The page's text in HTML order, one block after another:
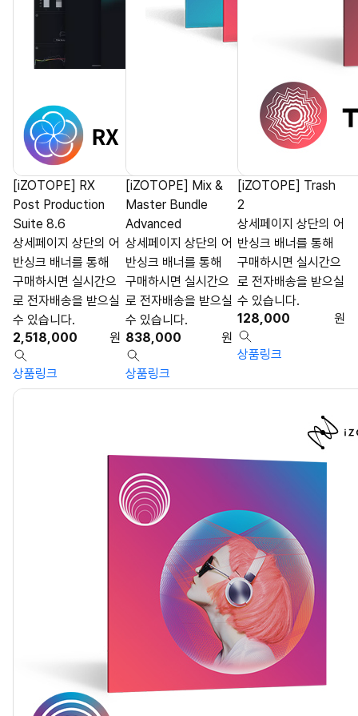
[iZOTOPE] RX
Post Production
Suite 8.6
상세페이지 상단의 어
반싱크 배너를 통해
구매하시면 실시간으
로 전자배송을 받으실
수 있습니다.
2,518,000
원
상품링크
[iZOTOPE] Mix &
Master Bundle
Advanced
상세페이지 상단의 어
반싱크 배너를 통해
구매하시면 실시간으
로 전자배송을 받으실
수 있습니다.
838,000
원
상품링크
[iZOTOPE] Trash
2
상세페이지 상단의 어
반싱크 배너를 통해
구매하시면 실시간으
로 전자배송을 받으실
수 있습니다.
128,000
원
상품링크